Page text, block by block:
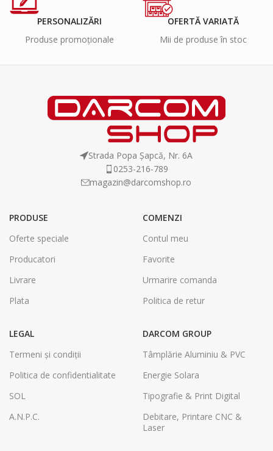
PERSONALIZĂRI
Produse promoționale
OFERTĂ VARIATĂ
Mii de produse în stoc
Strada Popa Șapcă, Nr. 6A
0253-216-789
magazin@darcomshop.ro
PRODUSE
Oferte speciale
Producatori
Livrare
Plata
COMENZI
Contul meu
Favorite
Urmarire comanda
Politica de retur
LEGAL
Termeni și condiții
Politica de confidentialitate
SOL
A.N.P.C.
DARCOM GROUP
Tâmplărie Aluminiu & PVC
Energie Solara
Tipografie & Print Digital
Debitare, Printare CNC &
Laser